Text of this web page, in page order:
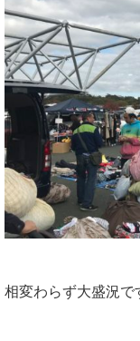
相変わらず大盛況で